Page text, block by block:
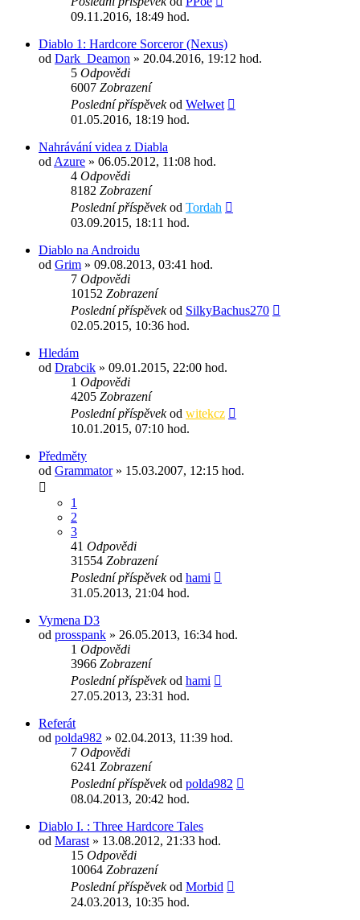
09.11.2016, 18:49 hod.
Diablo 1: Hardcore Sorceror (Nexus)
od Dark_Deamon » 20.04.2016, 19:12 hod.
5 Odpovědi
6007 Zobrazení
Poslední příspěvekod Welwet
01.05.2016, 18:19 hod.
Nahrávání videa z Diabla
od Azure » 06.05.2012, 11:08 hod.
4 Odpovědi
8182 Zobrazení
Poslední příspěvekod Tordah
03.09.2015, 18:11 hod.
Diablo na Androidu
od Grim » 09.08.2013, 03:41 hod.
7 Odpovědi
10152 Zobrazení
Poslední příspěvekod SilkyBachus270
02.05.2015, 10:36 hod.
Hledám
od Drabcik » 09.01.2015, 22:00 hod.
1 Odpovědi
4205 Zobrazení
Poslední příspěvekod witekcz
10.01.2015, 07:10 hod.
Předměty
od Grammator» 15.03.2007, 12:15 hod.
1
2
3
41 Odpovědi
31554 Zobrazení
Poslední příspěvekod hami
31.05.2013, 21:04 hod.
Vymena D3
od prosspank » 26.05.2013, 16:34 hod.
1 Odpovědi
3966 Zobrazení
Poslední příspěvekod hami
27.05.2013, 23:31 hod.
Referát
od polda982 » 02.04.2013, 11:39 hod.
7 Odpovědi
6241 Zobrazení
Poslední příspěvekod polda982
08.04.2013, 20:42 hod.
Diablo I. : Three Hardcore Tales
od Marast » 13.08.2012, 21:33 hod.
15 Odpovědi
10064 Zobrazení
Poslední příspěvekod Morbid
24.03.2013, 10:35 hod.